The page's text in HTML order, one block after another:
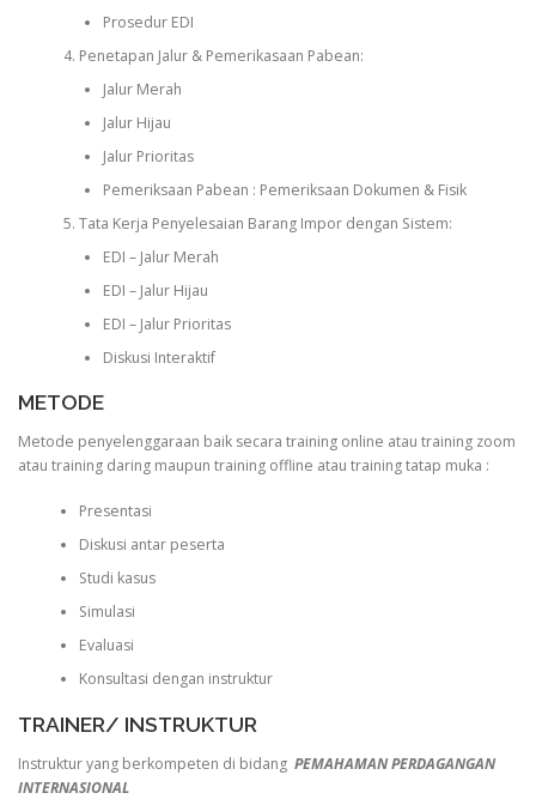
Prosedur EDI
Penetapan Jalur & Pemerikasaan Pabean:
Jalur Merah
Jalur Hijau
Jalur Prioritas
Pemeriksaan Pabean : Pemeriksaan Dokumen & Fisik
Tata Kerja Penyelesaian Barang Impor dengan Sistem:
EDI – Jalur Merah
EDI – Jalur Hijau
EDI – Jalur Prioritas
Diskusi Interaktif
METODE
Metode penyelenggaraan baik secara training online atau training zoom
atau training daring maupun training offline atau training tatap muka :
Presentasi
Diskusi antar peserta
Studi kasus
Simulasi
Evaluasi
Konsultasi dengan instruktur
TRAINER/ INSTRUKTUR
Instruktur yang berkompeten di bidang PEMAHAMAN PERDAGANGAN
INTERNASIONAL